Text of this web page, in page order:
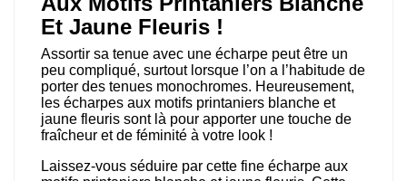
Et Jaune Fleuris !
Assortir sa tenue avec une écharpe peut être un
peu compliqué, surtout lorsque l’on a l’habitude de
porter des tenues monochromes. Heureusement,
les écharpes aux motifs printaniers blanche et
jaune fleuris sont là pour apporter une touche de
fraîcheur et de féminité à votre look !
Laissez-vous séduire par cette fine écharpe aux